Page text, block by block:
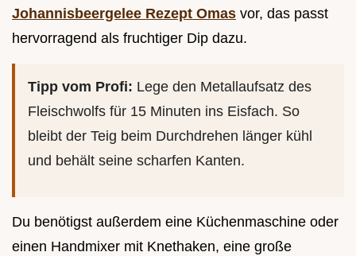
Johannisbeergelee Rezept Omas vor, das passt
hervorragend als fruchtiger Dip dazu.
Tipp vom Profi: Lege den Metallaufsatz des
Fleischwolfs für 15 Minuten ins Eisfach. So
bleibt der Teig beim Durchdrehen länger kühl
und behält seine scharfen Kanten.
Du benötigst außerdem eine Küchenmaschine oder
einen Handmixer mit Knethaken, eine große